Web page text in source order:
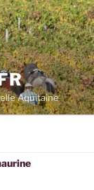
Aquitaine